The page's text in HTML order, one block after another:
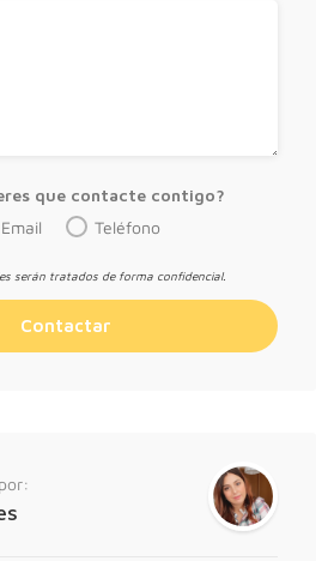
que contacte contigo?
Email
Teléfono
serán tratados de forma confidencial.